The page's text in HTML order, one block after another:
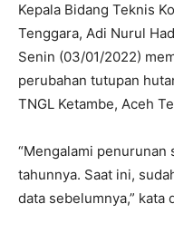
Kepala Bidang Teknis
Tenggara, Adi Nurul
Senin (03/01/2022)
perubahan tutupan
TNGL Ketambe, Aceh
“Mengalami penurunan
tahunnya. Saat ini,
data sebelumnya,” kata